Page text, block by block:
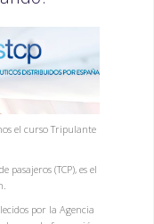
el curso Tripulante
(TCP), es el
por la Agencia